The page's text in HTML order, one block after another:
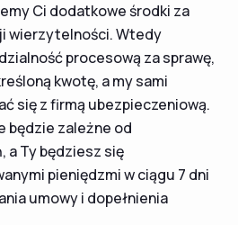
Ci dodatkowe środki za
wierzytelności. Wtedy
procesową za sprawę,
kwotę, a my sami
się z firmą ubezpieczeniową.
będzie zależne od
a Ty będziesz się
pieniędzmi w ciągu 7 dni
umowy i dopełnienia